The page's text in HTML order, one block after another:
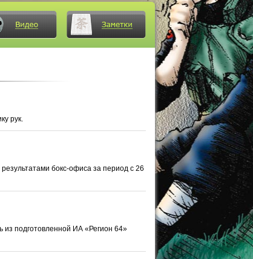
рук.
бокс-офиса за период с 26
подготовленной ИА «Регион 64»